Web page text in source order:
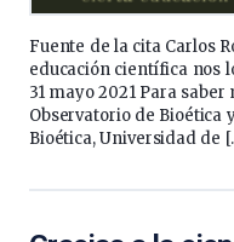
Fuente de la cita Carlos
educación científica nos
31 mayo 2021 Para
Observatorio de Bioética
Bioética, Universidad de